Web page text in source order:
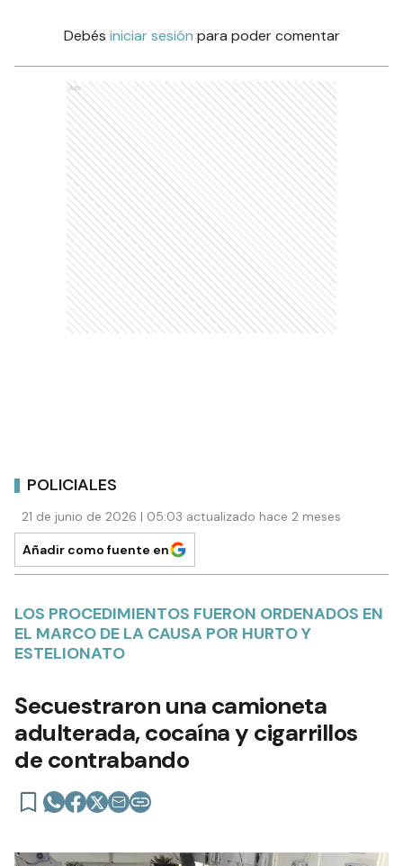
Debés iniciar sesión para poder comentar
Ads
POLICIALES
21 de junio de 2026 | 05:03 actualizado hace 2 meses
Añadir como fuente en
LOS PROCEDIMIENTOS FUERON ORDENADOS EN
EL MARCO DE LA CAUSA POR HURTO Y
ESTELIONATO
Secuestraron una camioneta
adulterada, cocaína y cigarrillos
de contrabando